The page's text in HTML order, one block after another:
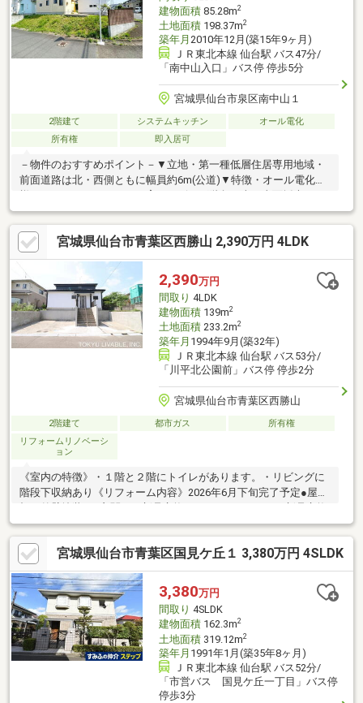
建物面積85.28m2
土地面積198.37m2
築年月 2010年12月(築15年9ヶ月)
ＪＲ東北本線 仙台駅 バス47分/
「南中山入口」バス停 停歩5分
宮城県仙台市泉区南中山１
2階建て システムキッチン
オール電化
所有権
即入居可
－物件のおすすめポイント－▼立地・第一種低層住居専用地域・
前面道路は北・西側ともに幅員約6m(公道)▼特徴・オール電化仕
ビングダイニング・窓がある壁付キッチン、背面カウンター付・
各洋室、玄関ホールに収納スペース有・土地面積約60坪・即引渡
し可能(残金精算後)▼設備・複層ガラス・エコキュート▼周辺環
境・南中山一丁目公園 徒歩3分(約180m)・イオン仙台中山店 徒歩
11分(約810m)■ ご希望の住まい探しをお手伝いします
━━━━━・・・物件の詳細・ご相談はお気軽にお問い合わせく
ださい。
宮城県仙台市青葉区西勝山 2,390万円 4LDK
2,390万円
間取り 4LDK
建物面積139m2
土地面積233.2m2
築年月 1994年9月(築32年)
ＪＲ東北本線 仙台駅 バス53分/
「川平北公園前」バス停 停歩2分
宮城県仙台市青葉区西勝山
2階建て 都市ガス
所有権
リフォームリノベーシ
ョン
《室内の特徴》・１階と２階にトイレがあります。・リビングに
階段下収納あり《リフォーム内容》2026年6月下旬完了予定●屋
根・外壁塗装 ●玄関ドア新品交換 ●システムキッチン新品交換
（食洗機付き）●ユニットバス新品交換（換気乾燥暖房機付
き） ●洗面化粧台新品交換●トイレ１階・２階新品交換 ●フロ
ーリング上張り ●壁・天井クロス張替え●畳表替え ●襖・障子
張替え ●モニター付インターホン新設 ●郵便ポスト新設●建具
ドアノブ交換 ●各居室の吸気口交換 ●ハウスクリーニング ●
全室ＬＥＤ照明器具新設 他※既存住宅瑕疵保険加入予定※防蟻工
事実施予定
宮城県仙台市青葉区国見ケ丘１ 3,380万円 4SLDK
3,380万円
間取り 4SLDK
建物面積162.3m2
土地面積319.12m2
築年月 1991年1月(築35年8ヶ月)
ＪＲ東北本線 仙台駅 バス52分/
「市営バス 国見ケ丘一丁目」バス停
停歩3分